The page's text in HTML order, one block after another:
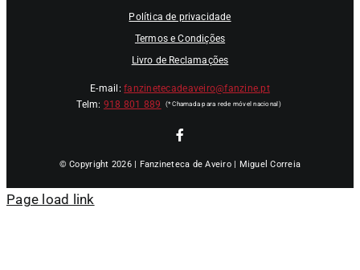
Política de privacidade
Termos e Condições
Livro de Reclamações
E-mail:fanzinetecadeaveiro@fanzine.pt
Telm: 918 801 889
© Copyright 2026 | Fanzineteca de Aveiro | Miguel Correia
Page load link